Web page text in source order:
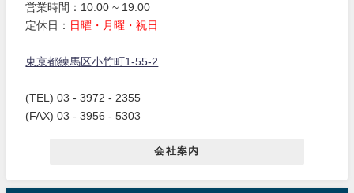
営業時間：10:00 ~ 19:00
定休日： 日曜・月曜・祝日
東京都練馬区小竹町1-55-2
(TEL) 03 - 3972 - 2355
(FAX) 03 - 3956 - 5303
会社案内